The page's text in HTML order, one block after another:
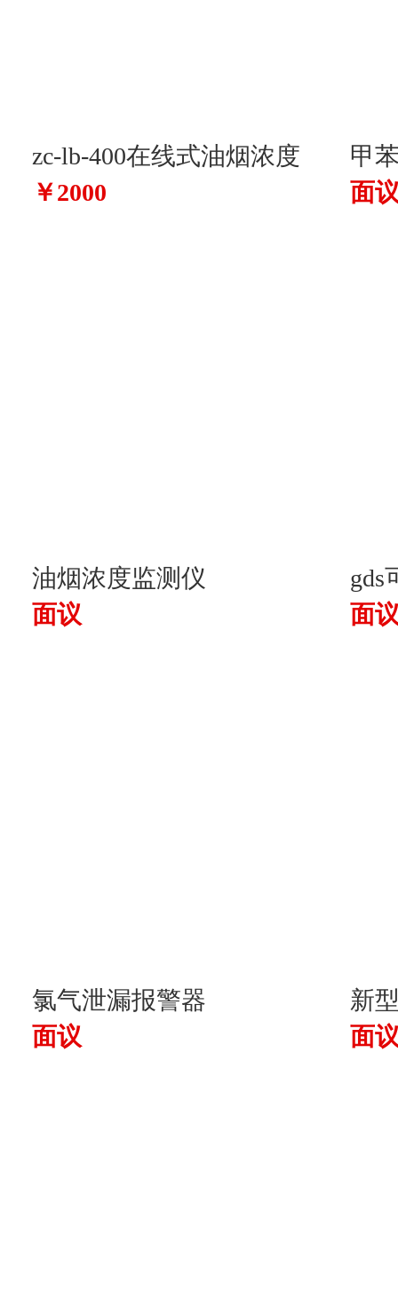
zc-lb-400在线式油烟浓度
监测仪
￥2000
甲
面
油烟浓度监测仪
面议
gds
报
面
氯气泄漏报警器
面议
新
面